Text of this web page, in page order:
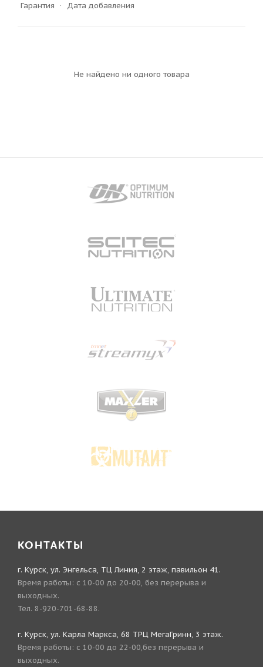
Гарантия
· Дата добавления
Не найдено ни одного товара
КОНТАКТЫ
г. Курск, ул. Энгельса, ТЦ Линия, 2 этаж, павильон 41.
Время работы: с 10-00 до 20-00, без перерыва и
выходных.
Тел. 8-920-701-68-88.
г. Курск, ул. Карла Маркса, 68 ТРЦ МегаГринн, 3 этаж.
Время работы: с 10-00 до 22-00,без перерыва и
выходных.